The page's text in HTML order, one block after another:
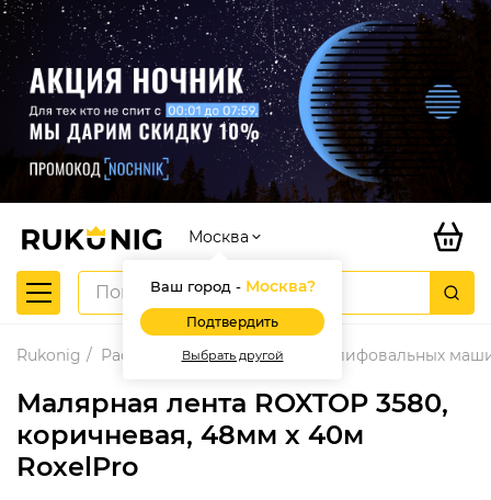
Москва
Ваш город - Москва?
Подтвердить
Выбрать другой
Rukonig Расходные материалы для шлифовальных
Малярная лента ROXTOP 3580,
коричневая, 48мм х 40м
RoxelPro